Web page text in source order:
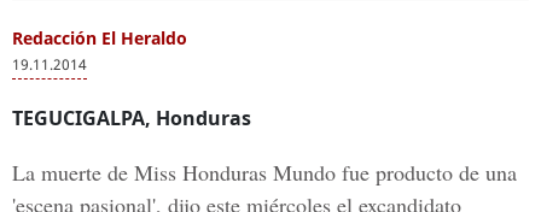
Redacción El Heraldo
19.11.2014
TEGUCIGALPA, Honduras
La muerte de Miss Honduras Mundo fue producto de una
'escena pasional', dijo este miércoles el excandidato